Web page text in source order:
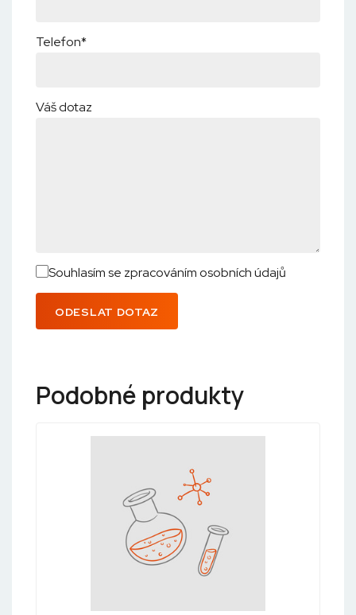
Telefon*
Váš dotaz
Souhlasím se zpracováním osobních údajů
ODESLAT DOTAZ
Podobné produkty